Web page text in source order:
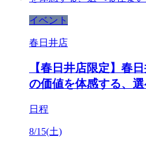
イベント
春日井店
【春日井店限定】春
の価値を体感する、
日程
8/15(土)